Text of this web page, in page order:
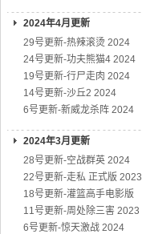
2024年4月更新
29号更新-热辣滚烫 2024
24号更新-功夫熊猫4 2024
19号更新-行尸走肉 2024
14号更新-沙丘2 2024
6号更新-新威龙杀阵 2024
2024年3月更新
28号更新-空战群英 2024
22号更新-走私 正式版 2023
18号更新-灌篮高手电影版
11号更新-周处除三害 2023
6号更新-惊天激战 2024